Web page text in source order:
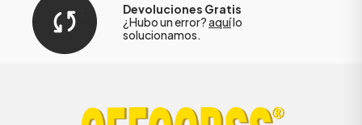
Devoluciones Gratis
¿Hubo un error?aquílo
solucionamos.